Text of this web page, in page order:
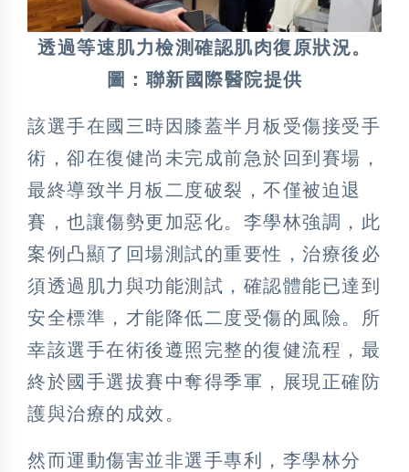
透過等速肌力檢測確認肌肉復原狀況。
圖：聯新國際醫院提供
該選手在國三時因膝蓋半月板受傷接受手
術，卻在復健尚未完成前急於回到賽場，
最終導致半月板二度破裂，不僅被迫退
賽，也讓傷勢更加惡化。李學林強調，此
案例凸顯了回場測試的重要性，治療後必
須透過肌力與功能測試，確認體能已達到
安全標準，才能降低二度受傷的風險。所
幸該選手在術後遵照完整的復健流程，最
終於國手選拔賽中奪得季軍，展現正確防
護與治療的成效。
然而運動傷害並非選手專利，李學林分